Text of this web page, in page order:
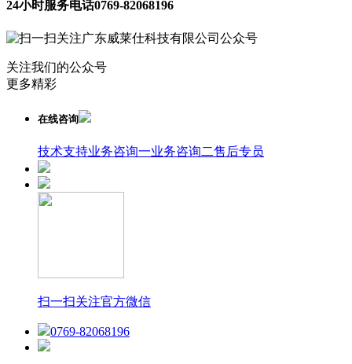
24小时服务电话0769-82068196
关注我们的公众号
更多精彩
在线咨询
技术支持业务咨询一业务咨询二售后专员
扫一扫关注官方微信
0769-82068196